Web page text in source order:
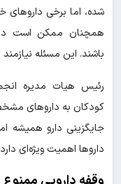
شده، اما برخی
همچنان ممکن است
باشند. این مسئله
رئیس هیات مدیره
کودکان به داروهای
جایگزینی دارو همیشه
داروها اهمیت ویژه‌ای